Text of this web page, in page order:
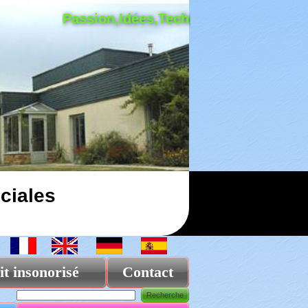
Passion,Idées,Technologie!
insonorisé
Recherche
Contact